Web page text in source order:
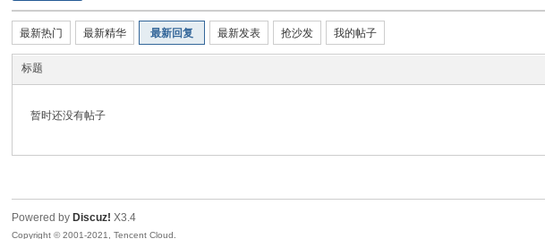
生
最新热门 最新精华 最新回复 最新发表 抢沙发 我的帖子
标题
暂时还没有帖子
Powered by Discuz! X3.4
Copyright © 2001-2021, Tencent Cloud.